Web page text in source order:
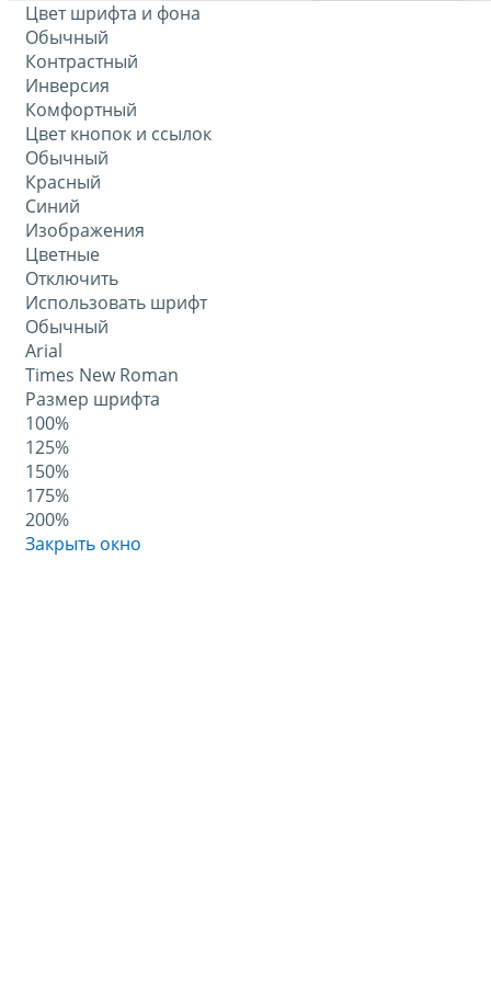
Цвет шрифта и фона
Обычный
Контрастный
Инверсия
Комфортный
Цвет кнопок и ссылок
Обычный
Красный
Синий
Изображения
Цветные
Отключить
Использовать шрифт
Обычный
Arial
Times New Roman
Размер шрифта
100%
125%
150%
175%
200%
Закрыть окно